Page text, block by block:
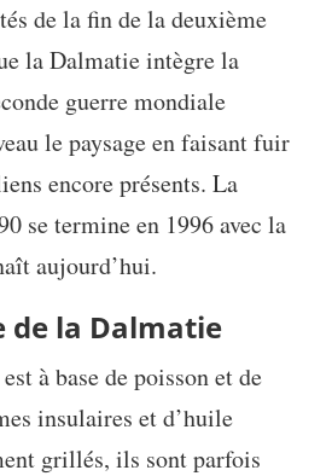
de la fin de la deuxième
la Dalmatie intègre la
guerre mondiale
le paysage en faisant fuir
encore présents. La
se termine en 1996 avec la
aujourd’hui.
de la Dalmatie
à base de poisson et de
insulaires et d’huile
grillés, ils sont parfois